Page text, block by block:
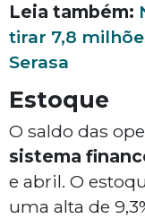
Leia também:
tirar 7,8
Serasa
Estoque
O saldo das
sistema
e abril. O
uma alta de